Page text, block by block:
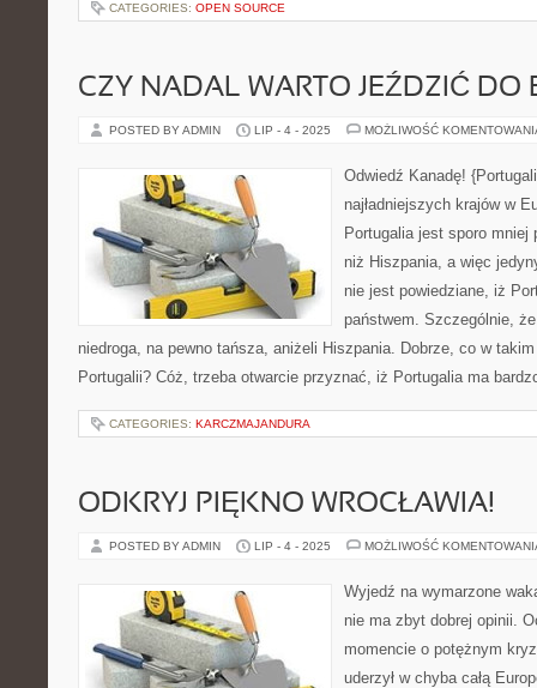
CATEGORIES: OPEN SOURCE
CZY NADAL WARTO JEŹDZIĆ DO
POSTED BY ADMIN LIP - 4 - 2025 MOŻLIWOŚĆ
Odwiedź Kanadę!
najładniejszych krajów w
Portugalia jest sporo mniej
niż Hiszpania, a więc
nie jest powiedziane, iż
państwem. Szczególnie,
niedroga, na pewno tańsza, aniżeli Hiszpania. Dobrze, co w
Portugalii? Cóż, trzeba otwarcie przyznać, iż Portugalia ma
CATEGORIES: KARCZMAJANDURA
ODKRYJ PIĘKNO WROCŁAWIA!
POSTED BY ADMIN LIP - 4 - 2025 MOŻLIWOŚĆ
Wyjedź na wymarzone
nie ma zbyt dobrej opinii.
momencie o potężnym
uderzył w chyba całą